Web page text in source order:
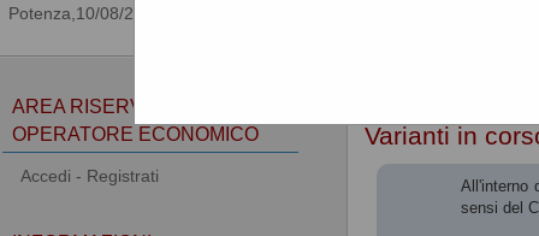
10/08/2026 21:49
Varianti in
All'interno
sensi del
AREA RISERVATA
OPERATORE ECONOMICO
Accedi - Registrati